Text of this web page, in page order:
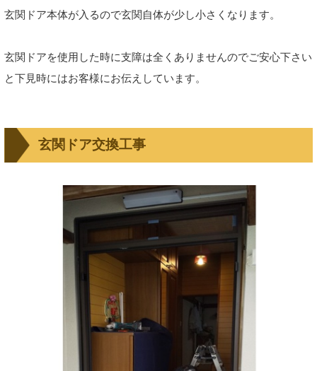
玄関ドア本体が入るので玄関自体が少し小さくなります。
玄関ドアを使用した時に支障は全くありませんのでご安心下さい
と下見時にはお客様にお伝えしています。
玄関ドア交換工事